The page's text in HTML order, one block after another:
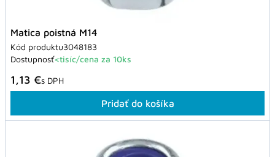
Matica poistná M14
Kód produktu3048183
Dostupnosť<tisíc/cena za 10ks
1,13 €s DPH
Pridať do košíka